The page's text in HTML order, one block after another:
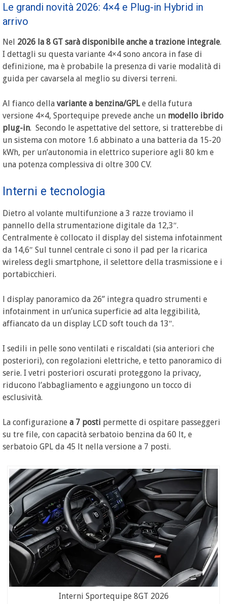
Le grandi novità 2026: 4×4 e Plug-in Hybrid in
arrivo
Nel 2026 la 8 GT sarà disponibile anche a trazione integrale.
I dettagli su questa variante 4×4 sono ancora in fase di
definizione, ma è probabile la presenza di varie modalità di
guida per cavarsela al meglio su diversi terreni.
Al fianco della variante a benzina/GPLe della futura
versione 4×4, Sportequipe prevede anche un modello ibrido
plug-in. Secondo le aspettative del settore, si tratterebbe di
un sistema con motore 1.6 abbinato a una batteria da 15-20
kWh, per un’autonomia in elettrico superiore agli 80 km e
una potenza complessiva di oltre 300 CV.
Interni e tecnologia
Dietro al volante multifunzione a 3 razze troviamo il
pannello della strumentazione digitale da 12,3″.
Centralmente è collocato il display del sistema infotainment
da 14,6″ Sul tunnel centrale ci sono il pad per la ricarica
wireless degli smartphone, il selettore della trasmissione e i
portabicchieri.
l display panoramico da 26” integra quadro strumenti e
infotainment in un’unica superficie ad alta leggibilità,
affiancato da un display LCD soft touch da 13″.
I sedili in pelle sono ventilati e riscaldati (sia anteriori che
posteriori), con regolazioni elettriche, e tetto panoramico di
serie. I vetri posteriori oscurati proteggono la privacy,
riducono l’abbagliamento e aggiungono un tocco di
esclusività.
La configurazione a 7 posti permette di ospitare passeggeri
su tre file, con capacità serbatoio benzina da 60 lt, e
serbatoio GPL da 45 lt nella versione a 7 posti.
Interni Sportequipe 8GT 2026